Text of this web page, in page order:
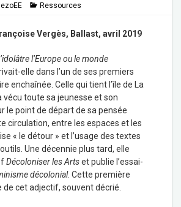
Ressources
Vergès, Ballast, avril 2019
l’Europe ou le monde
elle dans l’un de ses premiers
enchaînée. Celle qui tient l’île de La
vécu toute sa jeunesse et son
le point de départ de sa pensée
circulation, entre les espaces et les
« le détour » et l’usage des textes
Une décennie plus tard, elle
Décoloniser les Artset publie l’essai-
décolonial. Cette première
de cet adjectif, souvent décrié.